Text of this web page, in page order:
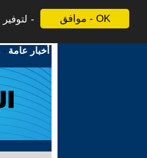
موافق - OK
أخبار عامة -